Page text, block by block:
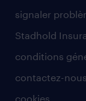
signaler
Stadhold
conditions
contactez-nous
cookies